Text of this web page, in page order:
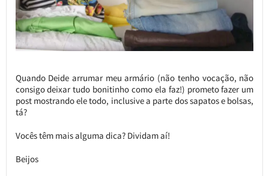
Quando Deide arrumar meu armário (não tenho vocação, não
consigo deixar tudo bonitinho como ela faz!) prometo fazer um
post mostrando ele todo, inclusive a parte dos sapatos e bolsas,
tá?
Vocês têm mais alguma dica? Dividam aí!
Beijos